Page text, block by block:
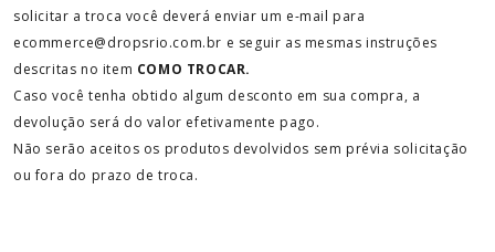
solicitar a troca você deverá enviar um e-mail para
ecommerce@dropsrio.com.br e seguir as mesmas instruções
descritas no item COMO TROCAR.
Caso você tenha obtido algum desconto em sua compra, a
devolução será do valor efetivamente pago.
Não serão aceitos os produtos devolvidos sem prévia solicitação
ou fora do prazo de troca.